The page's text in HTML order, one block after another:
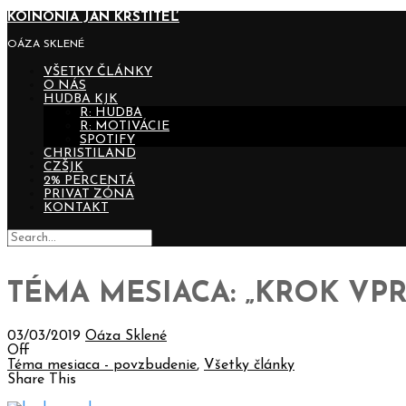
KOINONIA JÁN KRSTITEĽ
OÁZA SKLENÉ
VŠETKY ČLÁNKY
O NÁS
HUDBA KJK
R: HUDBA
R: MOTIVÁCIE
SPOTIFY
CHRISTILAND
CZŠJK
2% PERCENTÁ
PRIVAT ZÓNA
KONTAKT
TÉMA MESIACA: „KROK
03/03/2019 Oáza Sklené
Off
Téma mesiaca - povzbudenie, Všetky články
Share This